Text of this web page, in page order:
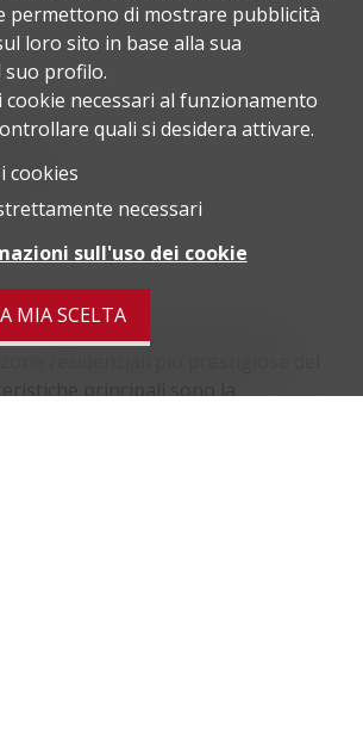
principali sono la
permettono di mostrare pubblicità
loro sito in base alla sua
suo profilo.
cookie necessari al funzionamento
quali si desidera attivare.
cookies
necessari
sull'uso dei cookie
MIA SCELTA